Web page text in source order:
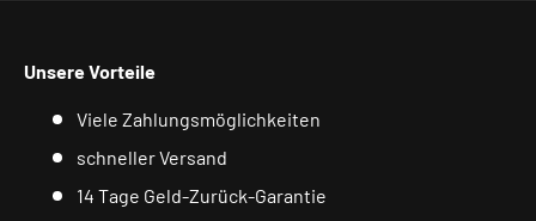
Unsere Vorteile
Viele Zahlungsmöglichkeiten
schneller Versand
14 Tage Geld-Zurück-Garantie